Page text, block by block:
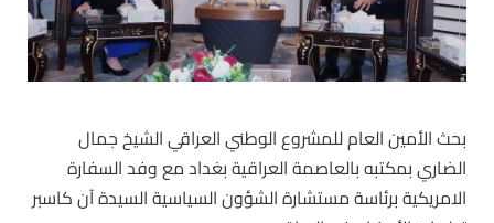
بحث الأمين العام للمشروع الوطني العراقي الشيخ جمال
الضاري بمكتبه بالعاصمة العراقية بغداد مع وفد السفارة
الامريكية برئاسة مستشارة الشؤون السياسية السيدة آن كاسبر